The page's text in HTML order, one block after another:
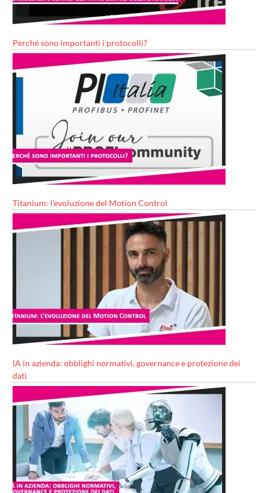
Perché sono importanti i protocolli?
Titanium: l’evoluzione del Motion Control
IA in azienda: obblighi normativi, governance e protezione dei
dati